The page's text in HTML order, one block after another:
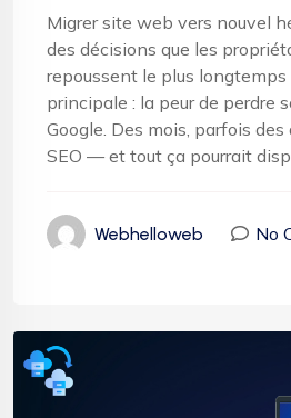
Migrer site web vers nouvel
des décisions que les
repoussent le plus
principale : la peur de perdre
Google. Des mois, parfois
SEO — et tout ça pourrait
Webhelloweb No